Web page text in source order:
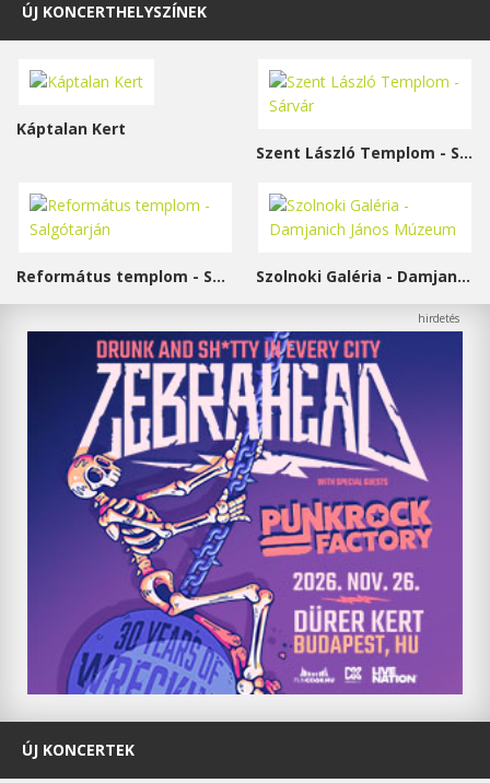
ÚJ KONCERTHELYSZÍNEK
Káptalan Kert
Szent László Templom - Sárvár
Református templom - Salgótarján Szolnoki Galéria - Damjanich János Múzeum
ÚJ KONCERTEK